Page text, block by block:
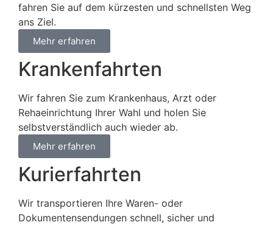
fahren Sie auf dem kürzesten und schnellsten Weg
ans Ziel.
Mehr erfahren
Krankenfahrten
Wir fahren Sie zum Krankenhaus, Arzt oder
Rehaeinrichtung Ihrer Wahl und holen Sie
selbstverständlich auch wieder ab.
Mehr erfahren
Kurierfahrten
Wir transportieren Ihre Waren- oder
Dokumentensendungen schnell, sicher und